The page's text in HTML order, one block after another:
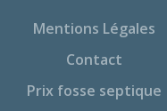
Mentions Légales
Contact
Prix fosse septique